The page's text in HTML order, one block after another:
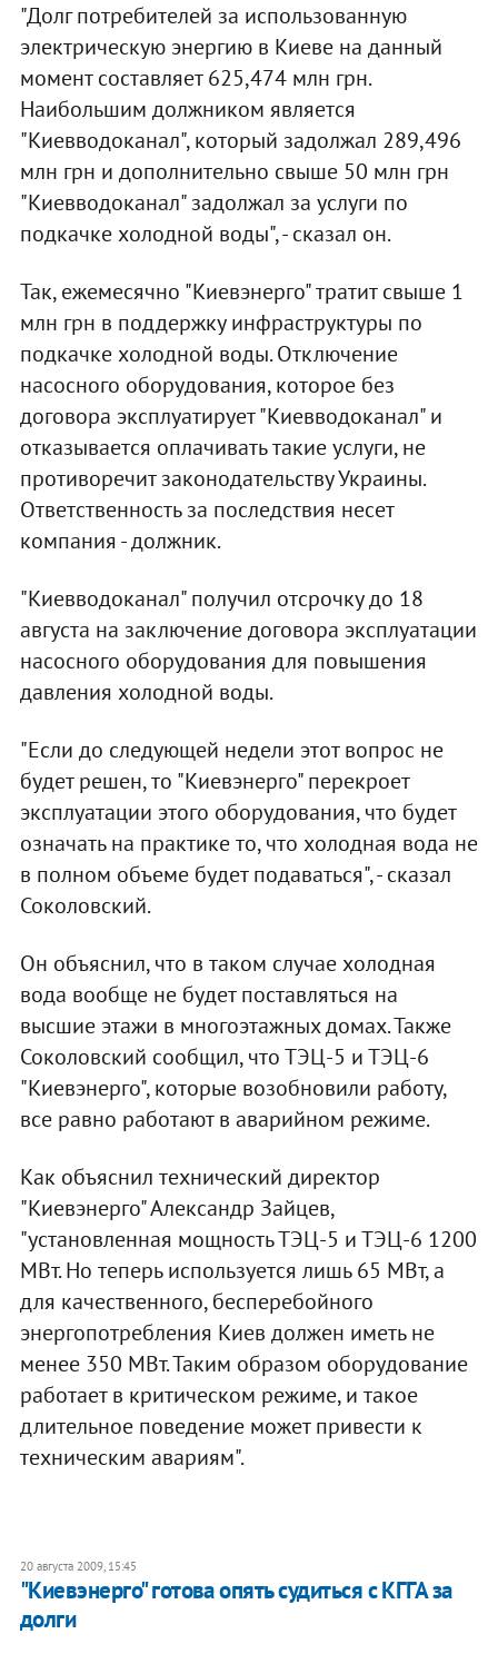
"Долг потребителей за использованную
электрическую энергию в Киеве на данный
момент составляет 625,474 млн грн.
Наибольшим должником является
"Киевводоканал", который задолжал 289,496
млн грн и дополнительно свыше 50 млн грн
"Киевводоканал" задолжал за услуги по
подкачке холодной воды", - сказал он.
Так, ежемесячно "Киевэнерго" тратит свыше 1
млн грн в поддержку инфраструктуры по
подкачке холодной воды. Отключение
насосного оборудования, которое без
договора эксплуатирует "Киевводоканал" и
отказывается оплачивать такие услуги, не
противоречит законодательству Украины.
Ответственность за последствия несет
компания - должник.
"Киевводоканал" получил отсрочку до 18
августа на заключение договора эксплуатации
насосного оборудования для повышения
давления холодной воды.
"Если до следующей недели этот вопрос не
будет решен, то "Киевэнерго" перекроет
эксплуатации этого оборудования, что будет
означать на практике то, что холодная вода не
в полном объеме будет подаваться", - сказал
Соколовский.
Он объяснил, что в таком случае холодная
вода вообще не будет поставляться на
высшие этажи в многоэтажных домах. Также
Соколовский сообщил, что ТЭЦ-5 и ТЭЦ-6
"Киевэнерго", которые возобновили работу,
все равно работают в аварийном режиме.
Как объяснил технический директор
"Киевэнерго" Александр Зайцев,
"установленная мощность ТЭЦ-5 и ТЭЦ-6 1200
МВт. Но теперь используется лишь 65 МВт, а
для качественного, бесперебойного
энергопотребления Киев должен иметь не
менее 350 МВт. Таким образом оборудование
работает в критическом режиме, и такое
длительное поведение может привести к
техническим авариям".
20 августа 2009, 15:45
"Киевэнерго" готова опять судиться с КГГА за
долги